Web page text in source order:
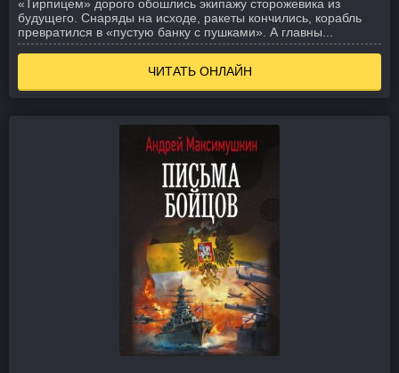
«Тирпицем» дорого обошлись экипажу сторожевика из
будущего. Снаряды на исходе, ракеты кончились, корабль
превратился в «пустую банку с пушками». А главны...
ЧИТАТЬ ОНЛАЙН